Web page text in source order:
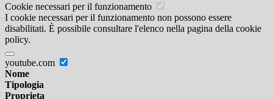
Cookie necessari per il funzionamento
I cookie necessari per il funzionamento non possono essere
disabilitati. È possibile consultare l'elenco nella pagina della cookie
policy.
youtube.com
Nome
Tipologia
Proprieta